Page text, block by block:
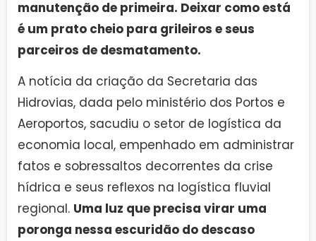
manutenção de primeira. Deixar como está
é um prato cheio para grileiros e seus
parceiros de desmatamento.
A notícia da criação da Secretaria das
Hidrovias, dada pelo ministério dos Portos e
Aeroportos, sacudiu o setor de logística da
economia local, empenhado em administrar
fatos e sobressaltos decorrentes da crise
hídrica e seus reflexos na logística fluvial
regional. Uma luz que precisa virar uma
poronga nessa escuridão do descaso